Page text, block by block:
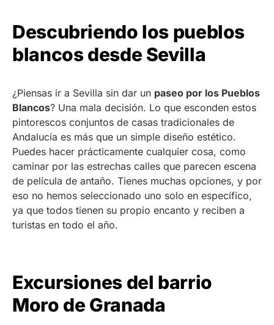
Descubriendo los pueblos
blancos desde Sevilla
¿Piensas ir a Sevilla sin dar un paseo por los Pueblos
Blancos? Una mala decisión. Lo que esconden estos
pintorescos conjuntos de casas tradicionales de
Andalucía es más que un simple diseño estético.
Puedes hacer prácticamente cualquier cosa, como
caminar por las estrechas calles que parecen escena
de película de antaño. Tienes muchas opciones, y por
eso no hemos seleccionado uno solo en específico,
ya que todos tienen su propio encanto y reciben a
turistas en todo el año.
Excursiones del barrio
Moro de Granada